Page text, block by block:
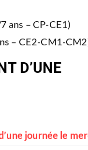
ans – CP-CE1)
– CE2-CM1-
D’UNE
journée le